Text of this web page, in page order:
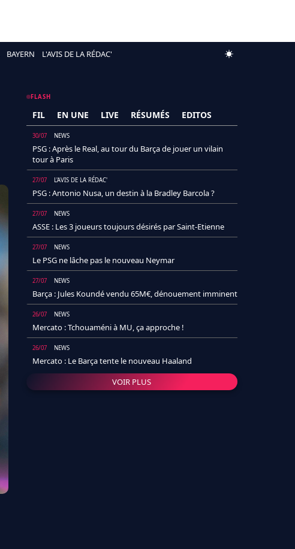
BAYERN L'AVIS DE LA RÉDAC'
FLASH
FIL EN UNE LIVE RÉSUMÉS EDITOS
30/07 NEWS
PSG : Après le Real, au tour du Barça de jouer un vilain
tour à Paris
27/07 L'AVIS DE LA RÉDAC'
PSG : Antonio Nusa, un destin à la Bradley Barcola ?
27/07 NEWS
ASSE : Les 3 joueurs toujours désirés par Saint-Etienne
27/07 NEWS
Le PSG ne lâche pas le nouveau Neymar
27/07 NEWS
Barça : Jules Koundé vendu 65M€, dénouement imminent
26/07 NEWS
Mercato : Tchouaméni à MU, ça approche !
26/07 NEWS
Mercato : Le Barça tente le nouveau Haaland
VOIR PLUS